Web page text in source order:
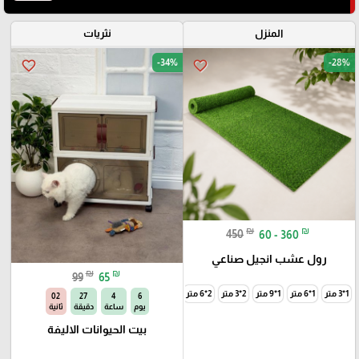
المنزل
favorite_border -28%
450 ₪ 60 - 360 ₪
رول عشب انجيل صناعي
1*3 متر 1*6 متر 1*9 متر 2*3 متر 2*6 متر
نثريات
favorite_border -34%
99 ₪ 65 ₪
6
يوم
4
ساعة
27
دقيقة
01
ثانية
بيت الحيوانات الاليفة